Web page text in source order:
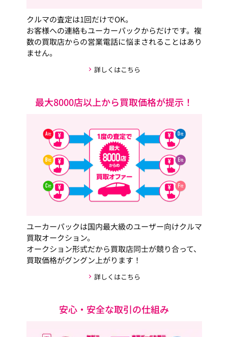
クルマの査定は1回だけでOK。
お客様への連絡もユーカーパックからだけです。複
数の買取店からの営業電話に悩まされることはあり
ません。
詳しくはこちら
最大8000店以上から買取価格が提示！
ユーカーパックは国内最大級のユーザー向けクルマ
買取オークション。
オークション形式だから買取店同士が競り合って、
買取価格がグングン上がります！
詳しくはこちら
安心・安全な取引の仕組み